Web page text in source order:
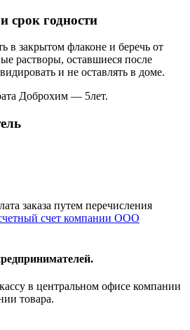
срок годности
в закрытом флаконе и беречь от
растворы, оставшиеся после
и не оставлять в доме.
Доброхим — 5лет.
заказа путем перечисления
счет компании ООО
в центральном офисе компании
товара.